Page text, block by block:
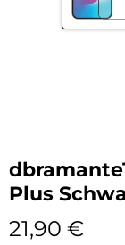
Plus
21,90 €